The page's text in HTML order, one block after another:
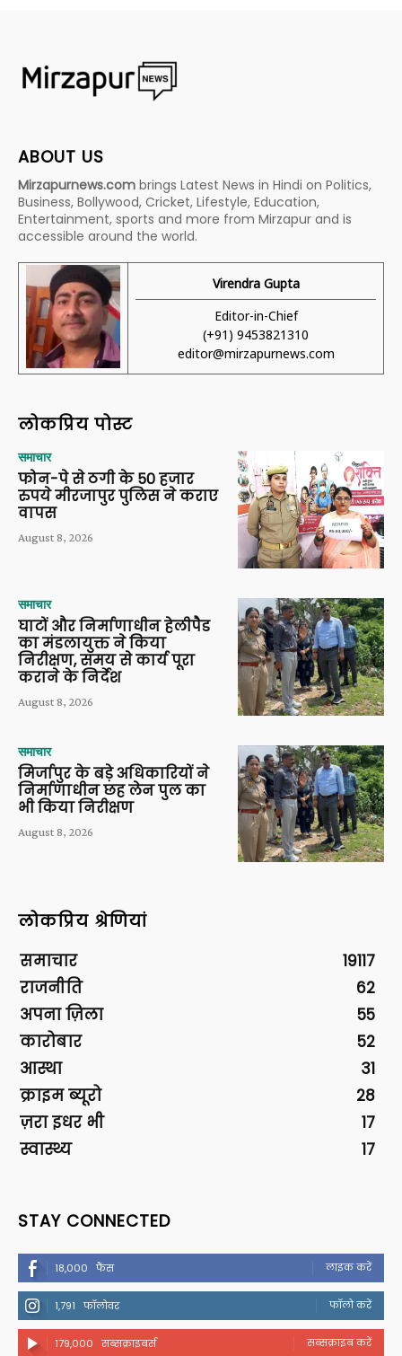
ABOUT US
Mirzapurnews.com brings Latest News in Hindi on Politics,
Business, Bollywood, Cricket, Lifestyle, Education,
Entertainment, sports and more from Mirzapur and is
accessible around the world.
Virendra Gupta
Editor-in-Chief
(+91) 9453821310
editor@mirzapurnews.com
लोकप्रिय पोस्ट
समाचार
फोन-पे से ठगी के 50 हजार
रुपये मीरजापुर पुलिस ने कराए
वापस
August 8, 2026
समाचार
घाटों और निर्माणाधीन हेलीपैड
का मंडलायुक्त ने किया
निरीक्षण, समय से कार्य पूरा
कराने के निर्देश
August 8, 2026
समाचार
मिर्जापुर के बड़े अधिकारियों ने
निर्माणाधीन छह लेन पुल का
भी किया निरीक्षण
August 8, 2026
लोकप्रिय श्रेणियां
समाचार
19117
राजनीति
62
अपना ज़िला
55
कारोबार
52
आस्था
31
क्राइम ब्यूरो
28
ज़रा इधर भी
17
स्वास्थ्य
17
STAY CONNECTED
18,000 फैंस लाइक करें
1,791 फॉलोवर फॉलो करें
179,000 सब्सक्राइबर्स सब्सक्राइब करें